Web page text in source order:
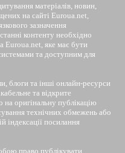
матеріалів, новин,
на сайті Euroua.net,
зазначення
контенту необхідно
Euroua.net, яке має бути
та доступним для
блоги та інші онлайн-ресурси
та відкрите
на оригінальну публікацію
технічних обмежень або
індексації посилання
право публікувати